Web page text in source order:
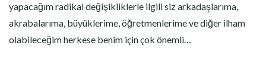
yapacağım radikal değişikliklerle ilgili siz arkadaşlarıma,
akrabalarıma, büyüklerime, öğretmenlerime ve diğer ilham
olabileceğim herkese benim için çok önemli…